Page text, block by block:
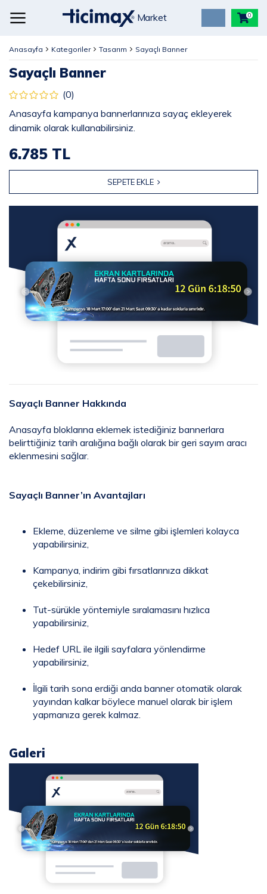
Market 0
Anasayfa Kategoriler Tasarım Sayaçlı Banner
Sayaçlı Banner
(0)
Anasayfa kampanya bannerlarınıza sayaç ekleyerek
dinamik olarak kullanabilirsiniz.
6.785 TL
SEPETE EKLE
Sayaçlı Banner Hakkında
Anasayfa bloklarına eklemek istediğiniz bannerlara
belirttiğiniz tarih aralığına bağlı olarak bir geri sayım aracı
eklenmesini sağlar.
Sayaçlı Banner’ın Avantajları
Ekleme, düzenleme ve silme gibi işlemleri kolayca
yapabilirsiniz,
Kampanya, indirim gibi fırsatlarınıza dikkat
çekebilirsiniz,
Tut-sürükle yöntemiyle sıralamasını hızlıca
yapabilirsiniz,
Hedef URL ile ilgili sayfalara yönlendirme
yapabilirsiniz,
İlgili tarih sona erdiği anda banner otomatik olarak
yayından kalkar böylece manuel olarak bir işlem
yapmanıza gerek kalmaz.
Galeri